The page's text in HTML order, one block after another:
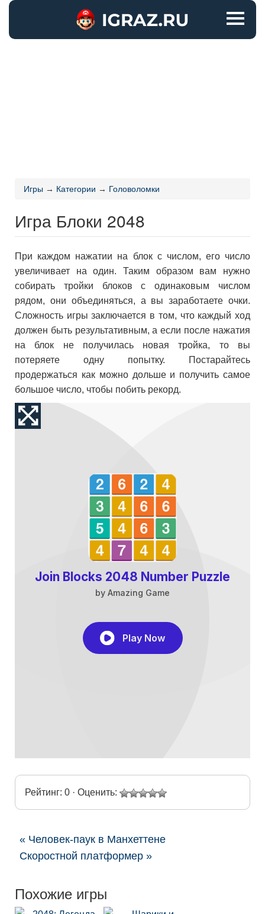
Игры → Категории → Головоломки
Игра Блоки 2048
При каждом нажатии на блок с числом, его число
увеличивает на один. Таким образом вам нужно
собирать тройки блоков с одинаковым числом
рядом, они объединяться, а вы заработаете очки.
Сложность игры заключается в том, что каждый ход
должен быть результативным, а если после нажатия
на блок не получилась новая тройка, то вы
потеряете одну попытку. Постарайтесь
продержаться как можно дольше и получить самое
большое число, чтобы побить рекорд.
Рейтинг: 0 · Оценить:
« Человек-паук в Манхеттене
Скоростной платформер »
Похожие игры